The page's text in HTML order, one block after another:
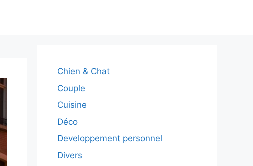
Chien & Chat
Couple
Cuisine
Déco
Developpement personnel
Divers